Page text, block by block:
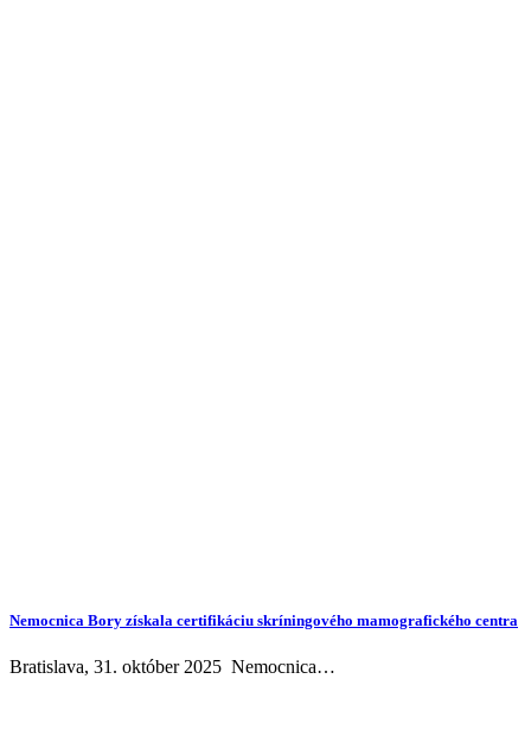
Nemocnica Bory získala certifikáciu skríningového mamografického centra
Bratislava, 31. október 2025 Nemocnica…